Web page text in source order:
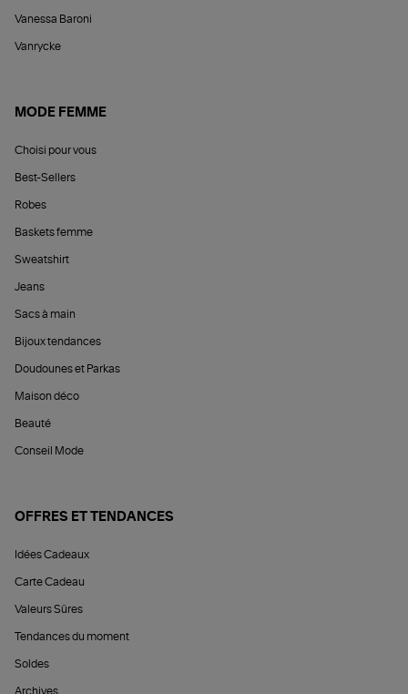
Vanessa Baroni
Vanrycke
MODE FEMME
Choisi pour vous
Best-Sellers
Robes
Baskets femme
Sweatshirt
Jeans
Sacs à main
Bijoux tendances
Doudounes et Parkas
Maison déco
Beauté
Conseil Mode
OFFRES ET TENDANCES
Idées Cadeaux
Carte Cadeau
Valeurs Sûres
Tendances du moment
Soldes
Archives